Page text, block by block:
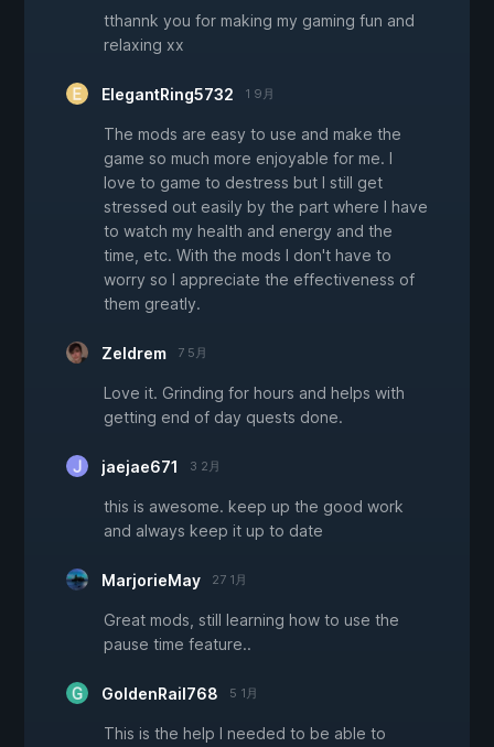
tthannk you for making my gaming fun and
relaxing xx
ElegantRing5732 1 9月
The mods are easy to use and make the
game so much more enjoyable for me. I
love to game to destress but I still get
stressed out easily by the part where I have
to watch my health and energy and the
time, etc. With the mods I don't have to
worry so I appreciate the effectiveness of
them greatly.
Zeldrem 7 5月
Love it. Grinding for hours and helps with
getting end of day quests done.
jaejae671 3 2月
this is awesome. keep up the good work
and always keep it up to date
MarjorieMay 27 1月
Great mods, still learning how to use the
pause time feature..
GoldenRail768 5 1月
This is the help I needed to be able to